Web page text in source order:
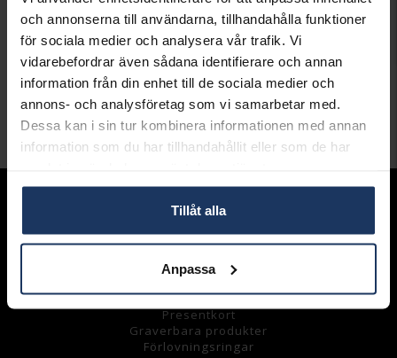
och annonserna till användarna, tillhandahålla funktioner
för sociala medier och analysera vår trafik. Vi
vidarebefordrar även sådana identifierare och annan
information från din enhet till de sociala medier och
annons- och analysföretag som vi samarbetar med.
Dessa kan i sin tur kombinera informationen med annan
information som du har tillhandahållit eller som de har
Tillåt alla
Anpassa
Leveranstid 2-5 arbetsdagar.
Öppet köp i 30 dagar vid onlineköp.
INFO
VARUMÄRKE Goddess
Andra köpte även
Sortiment
Armband
Halsband
Ringar
Hängsmycken
Presentkort
Graverbara produkter
Förlovningsringar